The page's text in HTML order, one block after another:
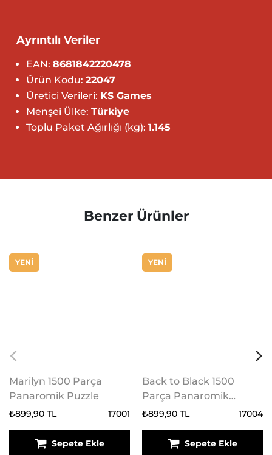
Ayrıntılı Veriler
EAN: 8681842220478
Ürün Kodu: 22047
Üretici Verileri: KS Games
Menşei Ülke: Türkiye
Toplu Paket Ağırlığı (kg): 1.145
Benzer Ürünler
YENİ
Marilyn 1500 Parça
Panaromik Puzzle
₺899,90 TL 17001
Sepete Ekle
YENİ
Back to Black 1500
Parça Panaromik
Puzzle
₺899,90 TL 17004
Sepete Ekle